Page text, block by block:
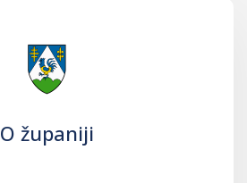
O županiji